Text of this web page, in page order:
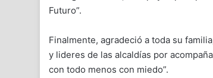
Futuro”.
Finalmente, agradeció a toda su
y lideres de las alcaldías por
con todo menos con miedo”.